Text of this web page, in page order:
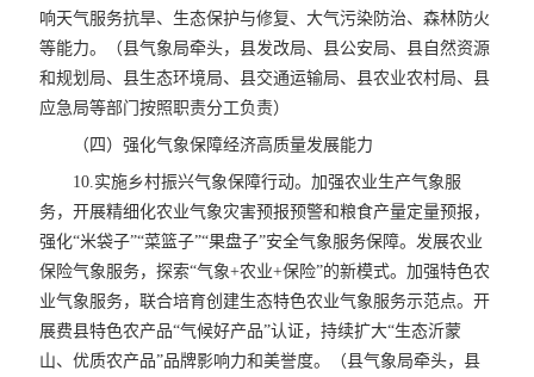
响天气服务抗旱、生态保护与修复、大气污染防治、森林防火
等能力。（县气象局牵头，县发改局、县公安局、县自然资源
和规划局、县生态环境局、县交通运输局、县农业农村局、县
应急局等部门按照职责分工负责）
（四）强化气象保障经济高质量发展能力
10.实施乡村振兴气象保障行动。加强农业生产气象服
务，开展精细化农业气象灾害预报预警和粮食产量定量预报，
强化“米袋子”“菜篮子”“果盘子”安全气象服务保障。发展农业
保险气象服务，探索“气象+农业+保险”的新模式。加强特色农
业气象服务，联合培育创建生态特色农业气象服务示范点。开
展费县特色农产品“气候好产品”认证，持续扩大“生态沂蒙
山、优质农产品”品牌影响力和美誉度。（县气象局牵头，县